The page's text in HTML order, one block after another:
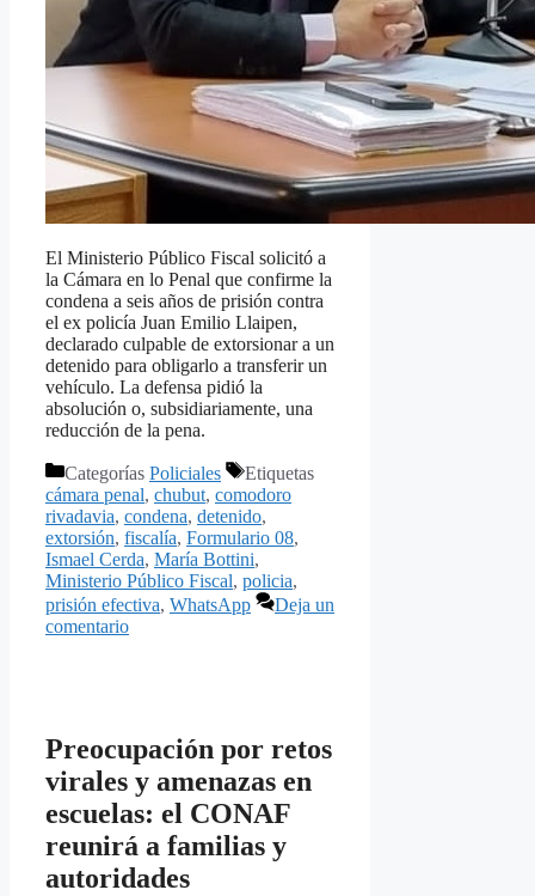
El Ministerio Público Fiscal solicitó a
la Cámara en lo Penal que confirme la
condena a seis años de prisión contra
el ex policía Juan Emilio Llaipen,
declarado culpable de extorsionar a un
detenido para obligarlo a transferir un
vehículo. La defensa pidió la
absolución o, subsidiariamente, una
reducción de la pena.
Categorías Policiales
Etiquetas
cámara penal, chubut, comodoro
rivadavia, condena, detenido,
extorsión, fiscalía, Formulario 08,
Ismael Cerda, María Bottini,
Ministerio Público Fiscal, policia,
prisión efectiva, WhatsApp
Deja un
comentario
Preocupación por retos
virales y amenazas en
escuelas: el CONAF
reunirá a familias y
autoridades